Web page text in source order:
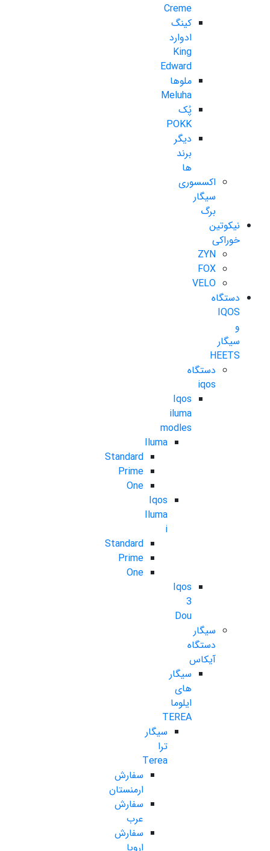
Creme
کینگ
ادوارد
King
Edward
ملوها
Meluha
پُک
POKK
دیگر
برند
ها
اکسسوری
سیگار
برگ
نیکوتین
خوراکی
ZYN
FOX
VELO
دستگاه
IQOS
و
سیگار
HEETS
دستگاه
iqos
Iqos
iluma
modles
Iluma
Standard
Prime
One
Iqos
Iluma
i
Standard
Prime
One
Iqos
3
Dou
سیگار
دستگاه
آیکاس
سیگار
های
ایلوما
TEREA
سیگار
ترا
Terea
سفارش
ارمنستان
سفارش
عرب
سفارش
اروپا